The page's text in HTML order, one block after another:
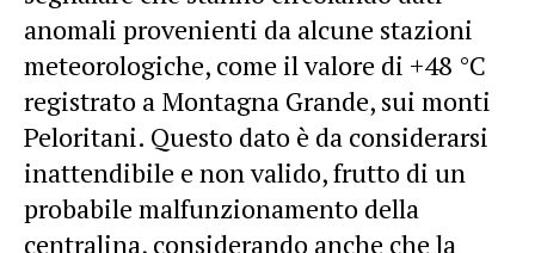
anomali provenienti da alcune stazioni
meteorologiche, come il valore di +48 °C
registrato a Montagna Grande, sui monti
Peloritani. Questo dato è da considerarsi
inattendibile e non valido, frutto di un
probabile malfunzionamento della
centralina, considerando anche che la